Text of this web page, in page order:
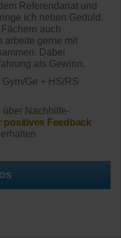
Referendariat und
ich neben Geduld,
auch
arbeite gerne mit
Dabei
als Gewinn.
Ge + HS/RS
über Nachhilfe-
positives Feedback